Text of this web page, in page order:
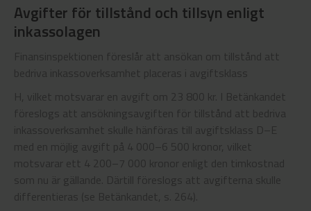
Avgifter för tillstånd och tillsyn enligt
inkassolagen
Finansinspektionen föreslår att ansökan om tillstånd att
bedriva inkassoverksamhet placeras i avgiftsklass
H, vilket motsvarar en avgift om 23 800 kr. I Betänkandet
föreslogs att ansökningsavgiften för tillstånd att bedriva
inkassoverksamhet skulle hänföras till avgiftsklass D–E
med en möjlig avgift på 4 000–6 500 kronor, vilket
motsvarar ett 4 200–7 000 kronor enligt den timkostnad
som nu är gällande. Därtill föreslogs att avgifterna skulle
differentieras (se Betänkandet, s. 264).